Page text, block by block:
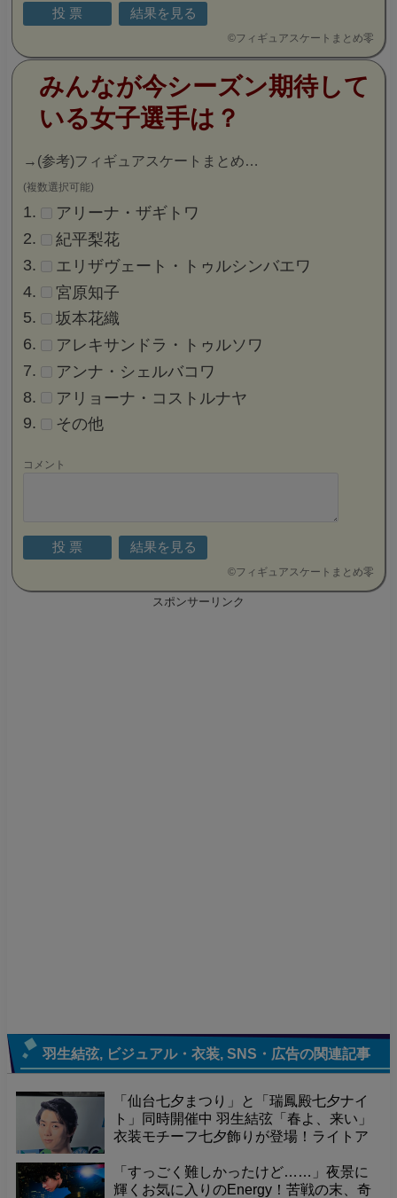
©フィギュアスケートまとめ零
みんなが今シーズン期待して
いる女子選手は？
→ (参考)フィギュアスケートまとめ…
(複数選択可能)
アリーナ・ザギトワ
紀平梨花
エリザヴェート・トゥルシンバエワ
宮原知子
坂本花織
アレキサンドラ・トゥルソワ
アンナ・シェルバコワ
アリョーナ・コストルナヤ
その他
コメント
©フィギュアスケートまとめ零
スポンサーリンク
羽生結弦 ビジュアル・衣装 SNS・広告の関連記事
「仙台七夕まつり」と「瑞鳳殿七夕ナイ
ト」同時開催中 羽生結弦「春よ、来い」
衣装モチーフ七夕飾りが登場！ライトア
「すっごく難しかったけど……」夜景に
輝くお気に入りのEnergy！苦戦の末、奇